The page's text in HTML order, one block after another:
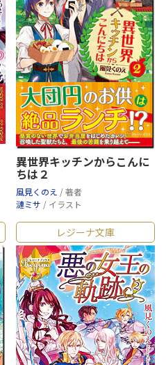
異世界キッチンからこんに
ちは２
風見くのえ / 著者
漣ミサ / イラスト
レジーナ文庫